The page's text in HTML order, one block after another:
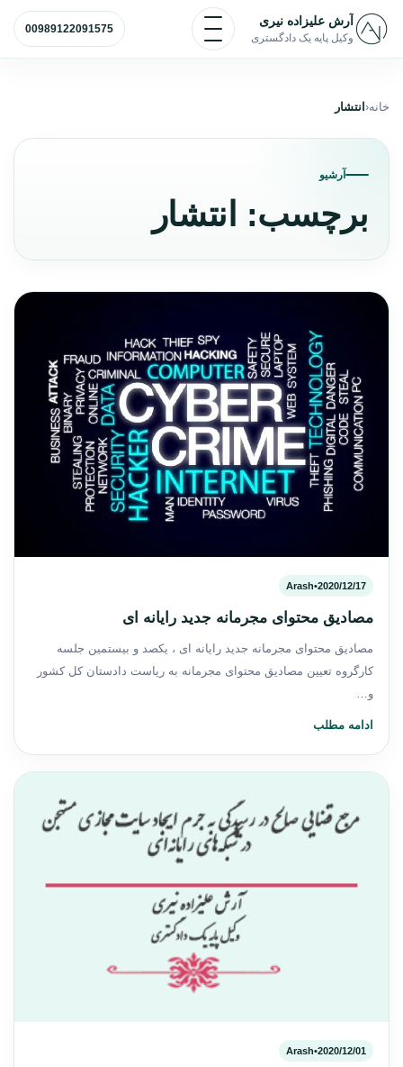
پرش به محتوا
آرش علیزاده نیری
وکیل پایه یک دادگستری
باز و بسته کردن منو
00989122091575
خانه انتشار
آرشیو
برچسب: انتشار
2020/12/17
•
Arash
مصادیق محتوای مجرمانه جدید رایانه ای
مصادیق محتوای مجرمانه جدید رایانه ای ، یکصد و بیستمین جلسه
کارگروه تعیین مصادیق محتوای مجرمانه به ریاست دادستان کل کشور
و…
ادامه مطلب
2020/12/01
•
Arash